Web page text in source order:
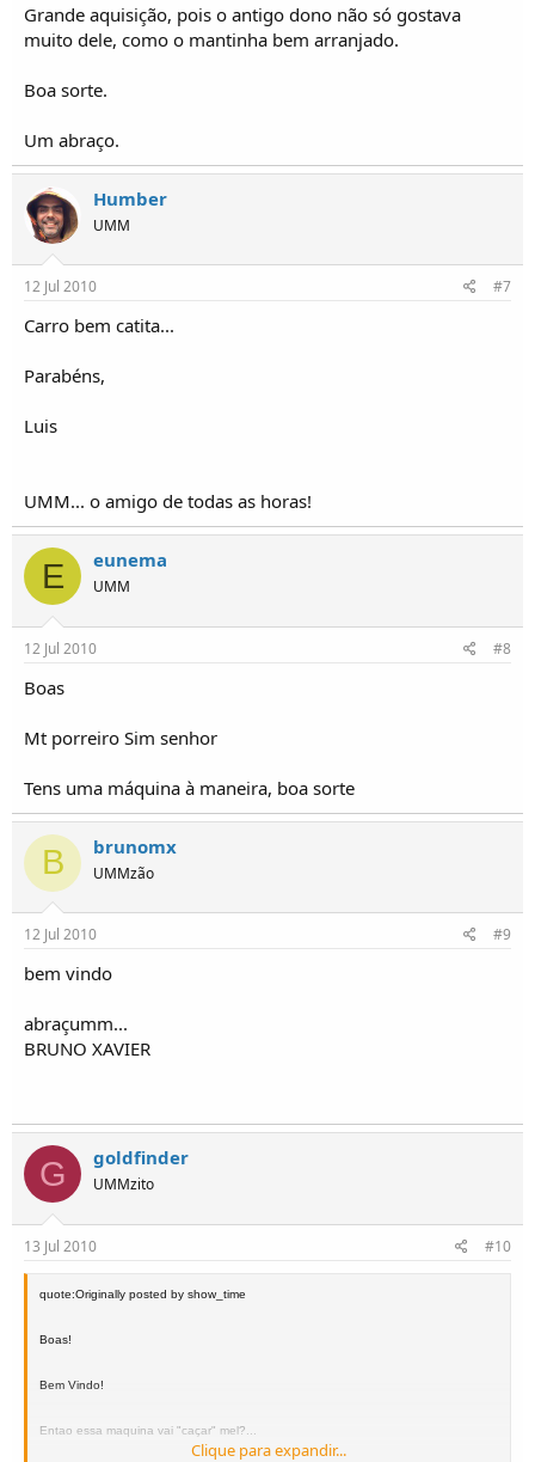
Grande aquisição, pois o antigo dono não só gostava
muito dele, como o mantinha bem arranjado.
Boa sorte.
Um abraço.
Humber
UMM
12 Jul 2010 #7
Carro bem catita...
Parabéns,
Luis
UMM... o amigo de todas as horas!
E eunema
UMM
12 Jul 2010 #8
Boas
Mt porreiro Sim senhor
Tens uma máquina à maneira, boa sorte
B brunomx
UMMzão
12 Jul 2010 #9
bem vindo
abraçumm...
BRUNO XAVIER
G goldfinder
UMMzito
13 Jul 2010 #10
quote:Originally posted by show_time
Boas!
Bem Vindo!
Entao essa maquina vai "caçar" mel?...
Clique para expandir...